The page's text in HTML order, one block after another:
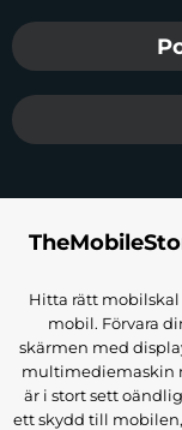
Hitta rätt mobilskal
mobil. Förvara
skärmen med
multimediemaskin
är i stort sett
ett skydd till